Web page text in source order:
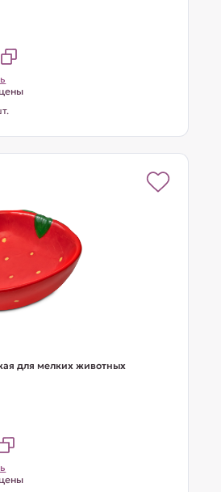
для мелких животных